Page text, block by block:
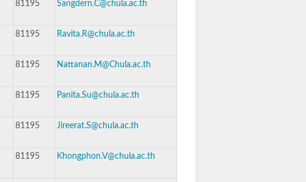
81195 Sangdern.C@chula.ac.th
81195 Ravita.R@chula.ac.th
81195 Nattanan.M@Chula.ac.th
81195 Panita.Su@chula.ac.th
81195 Jireerat.S@chula.ac.th
81195 Khongphon.V@chula.ac.th